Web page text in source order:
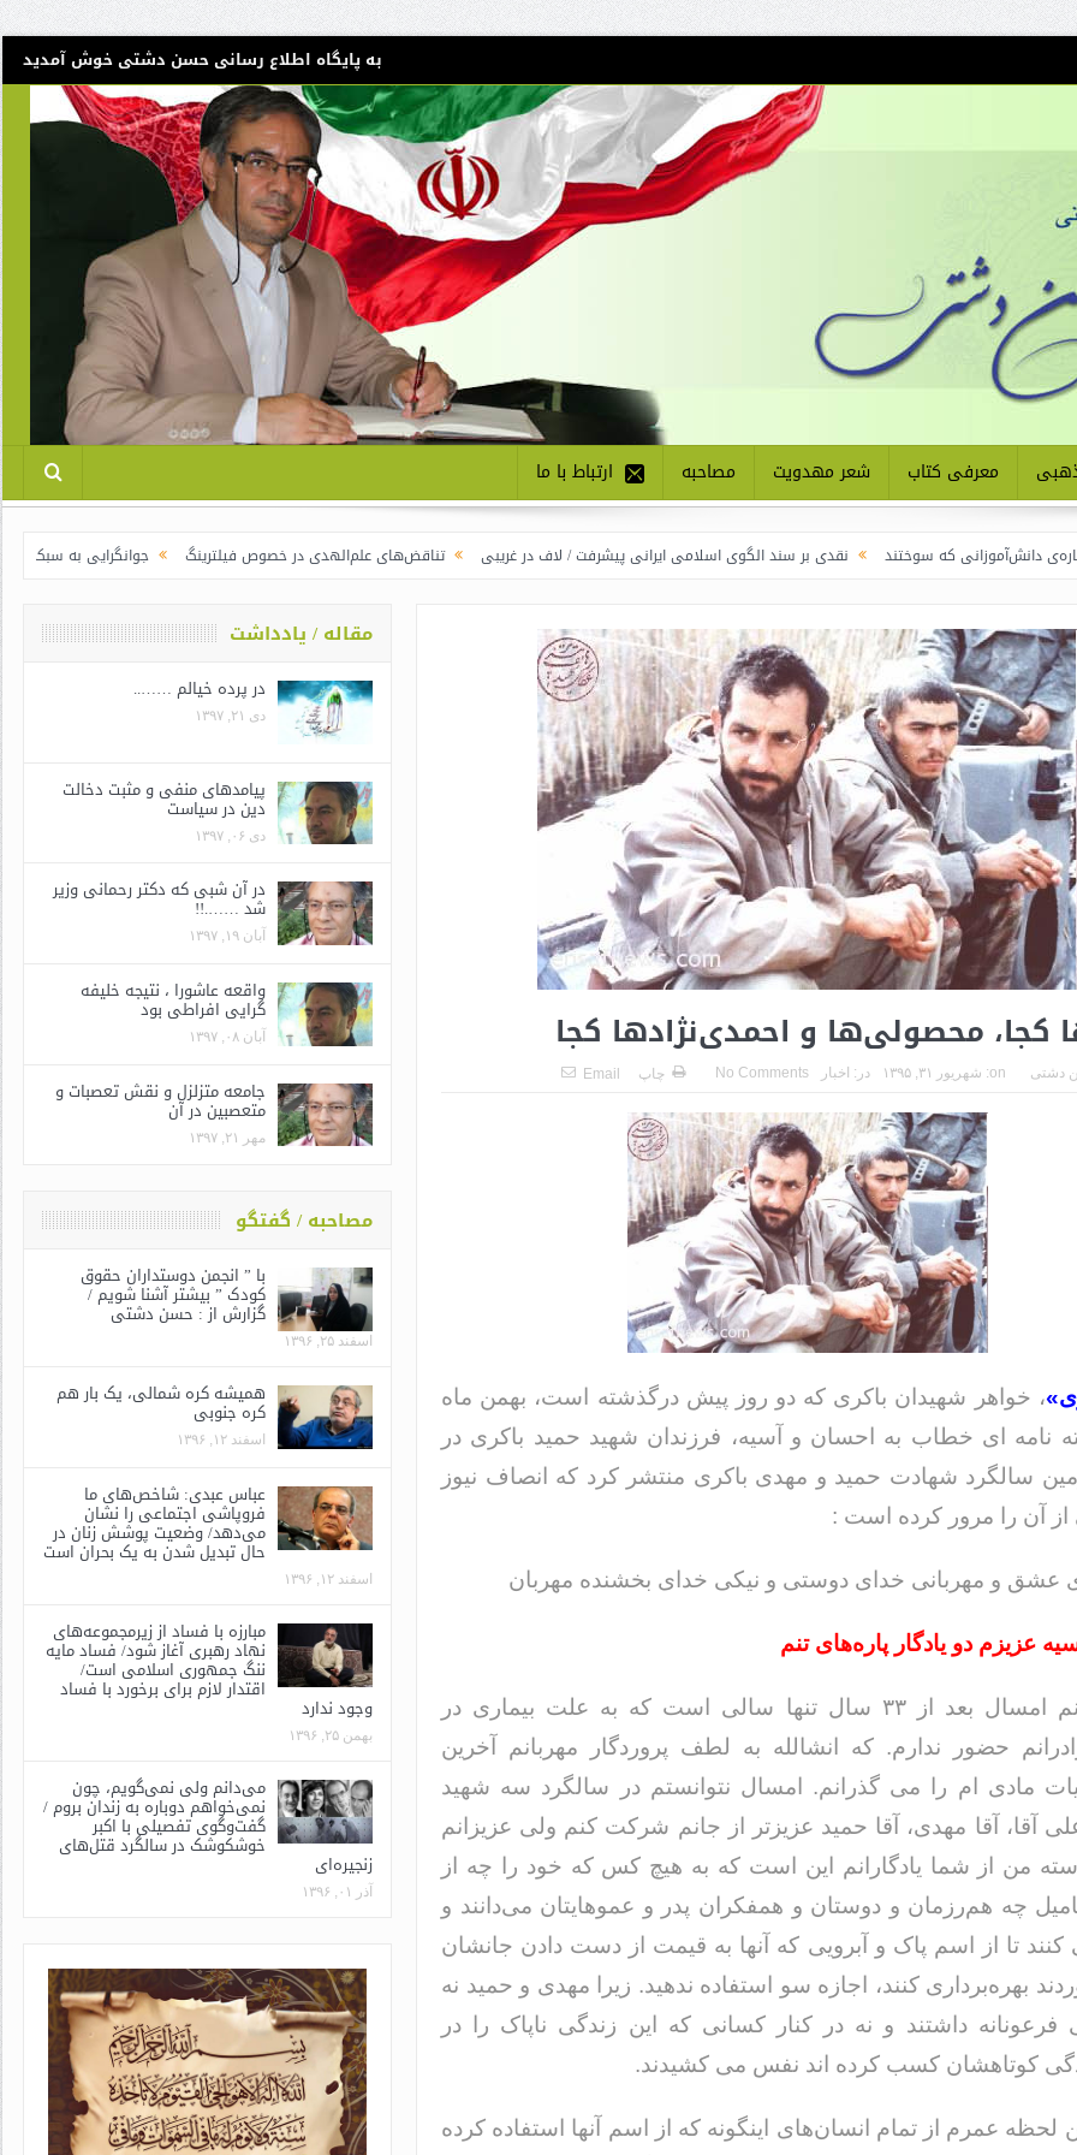
به پایگاه اطلاع رسانی حسن دشتی خوش آمدید
معرفی کتاب شعر مهدویت مصاحبه ارتباط با ما
که سوختند نقدی بر سند الگوی اسلامی ایرانی پیشرفت / لاف در غریبی تناقض‌های علم‌الهدی در خصوص فیلترینگ جوانگرایی به سبک وزرای جدید | رییس
کجا، محصولی‌ها و احمدی‌نژادها کجا
دشتی on: شهریور ۳۱, ۱۳۹۵ در: اخبار No Comments چاپ Email
، خواهر شهیدان باکری که دو روز پیش درگذشته است، بهمن ماه
نامه ای خطاب به احسان و آسیه، فرزندان شهید حمید باکری در
سالگرد شهادت حمید و مهدی باکری منتشر کرد که انصاف نیوز
آن را مرور کرده است :
عشق و مهربانی خدای دوستی و نیکی خدای بخشنده مهربان
عزیزم دو یادگار پاره‌های تنم
نور چشمانم امسال بعد از ۳۳ سال تنها سالی است که به علت بیماری در
حضور ندارم. که انشالله به لطف پروردگار مهربانم آخرین
مادی ام را می گذرانم. امسال نتوانستم در سالگرد سه شهید
آقا، آقا مهدی، آقا حمید عزیزتر از جانم شرکت کنم ولی عزیزانم
من از شما یادگارانم این است که به هیچ کس که خود را چه از
چه هم‌رزمان و دوستان و همفکران پدر و عموهایتان می‌دانند و
تا از اسم پاک و آبرویی که آنها به قیمت از دست دادن جانشان
بهره‌برداری کنند، اجازه سو استفاده ندهید. زیرا مهدی و حمید نه
فرعونانه داشتند و نه در کنار کسانی که این زندگی ناپاک را در
کوتاهشان کسب کرده اند نفس می کشیدند.
لحظه عمرم از تمام انسان‌های اینگونه که از اسم آنها استفاده کرده
مقاله / یادداشت
در پرده خیالم ……..
دی ۲۱, ۱۳۹۷
پیامدهای منفی و مثبت دخالت
دین در سیاست
دی ۰۶, ۱۳۹۷
در آن شبی که دکتر رحمانی وزیر
شد …….!!
آبان ۱۹, ۱۳۹۷
واقعه عاشورا ، نتیجه خلیفه
گرایی افراطی بود
آبان ۰۸, ۱۳۹۷
جامعه متزلزل و نقش تعصبات و
متعصبین در آن
مهر ۲۱, ۱۳۹۷
مصاحبه / گفتگو
با ” انجمن دوستداران حقوق
کودک ” بیشتر آشنا شویم /
گزارش از : حسن دشتی
اسفند ۲۵, ۱۳۹۶
همیشه کره شمالی، یک بار هم
کره جنوبی
اسفند ۱۲, ۱۳۹۶
عباس عبدی: شاخص‌های ما
فروپاشی اجتماعی را نشان
می‌دهد/ وضعیت پوشش زنان در
حال تبدیل شدن به یک بحران است
اسفند ۱۲, ۱۳۹۶
مبارزه با فساد از زیرمجموعه‌های
نهاد رهبری آغاز شود/ فساد مایه
ننگ جمهوری اسلامی است/
اقتدار لازم برای برخورد با فساد
وجود ندارد
بهمن ۲۵, ۱۳۹۶
می‌دانم ولی نمی‌گویم، چون
نمی‌خواهم دوباره به زندان بروم /
گفت‌وگوی تفصیلی با اکبر
خوشکوشک در سالگرد قتل‌های
زنجیره‌ای
آذر ۰۱, ۱۳۹۶